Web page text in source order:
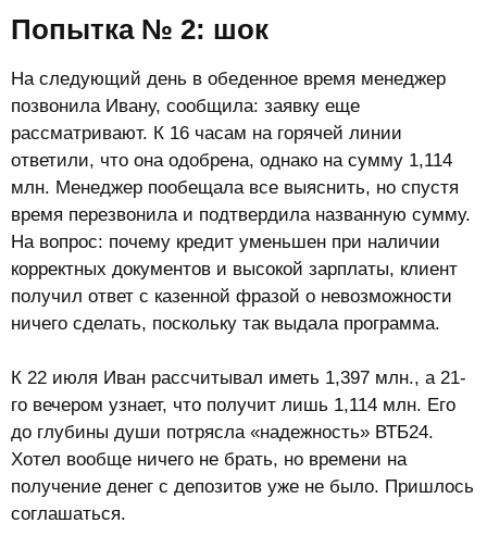
Попытка № 2: шок​
На следующий день в обеденное время менеджер
позвонила Ивану, сообщила: заявку еще
рассматривают. К 16 часам на горячей линии
ответили, что она одобрена, однако на сумму 1,114
млн. Менеджер пообещала все выяснить, но спустя
время перезвонила и подтвердила названную сумму.
На вопрос: почему кредит уменьшен при наличии
корректных документов и высокой зарплаты, клиент
получил ответ с казенной фразой о невозможности
ничего сделать, поскольку так выдала программа.
К 22 июля Иван рассчитывал иметь 1,397 млн., а 21-
го вечером узнает, что получит лишь 1,114 млн. Его
до глубины души потрясла «надежность» ВТБ24.
Хотел вообще ничего не брать, но времени на
получение денег с депозитов уже не было. Пришлось
соглашаться.